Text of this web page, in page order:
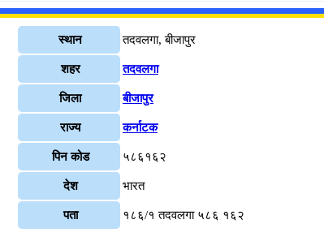
स्थान तदवलगा, बीजापुर
शहर तदवलगा
जिला बीजापुर
राज्य कर्नाटक
पिन कोड ५८६१६२
देश भारत
पता १८६/१ तदवलगा ५८६ १६२